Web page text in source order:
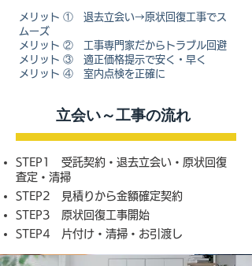
メリット ① 退去立会い→原状回復工事でス
ムーズ
メリット ② 工事専門家だからトラブル回避
メリット ③ 適正価格提示で安く・早く
メリット ④ 室内点検を正確に
​立会い～工事の流れ
STEP1 受託契約・退去立会い・原状回復
査定・清掃
STEP2 見積りから金額確定契約
STEP3 原状回復工事開始
STEP4 片付け・清掃・お引渡し